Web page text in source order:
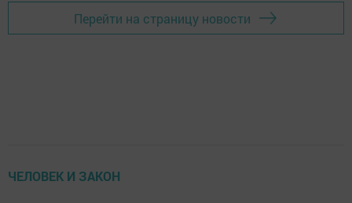
Перейти на страницу новости
ЧЕЛОВЕК И ЗАКОН